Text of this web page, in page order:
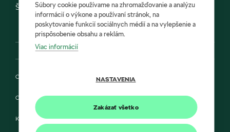
Škoda E-shop
Ochrana osobných údajov
Cookies
Kontakt
Súbory cookie používame na zhromažďovanie a analýzu
informácií o výkone a používaní stránok, na
poskytovanie funkcií sociálnych médií a na vylepšenie a
prispôsobenie obsahu a reklám.
Viac informácií
NASTAVENIA
Zakázať všetko